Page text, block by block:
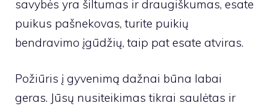
savybės yra šiltumas ir draugiškumas, esate
puikus pašnekovas, turite puikių
bendravimo įgūdžių, taip pat esate atviras.
Požiūris į gyvenimą dažnai būna labai
geras. Jūsų nusiteikimas tikrai saulėtas ir